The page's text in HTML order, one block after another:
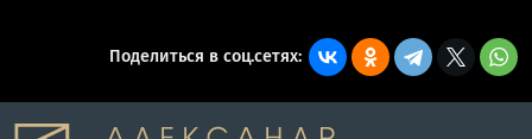
Поделиться в соц.сетях: